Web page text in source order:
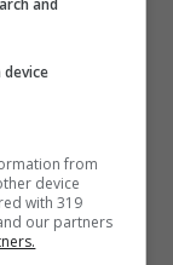
from
device
with 319
our partners